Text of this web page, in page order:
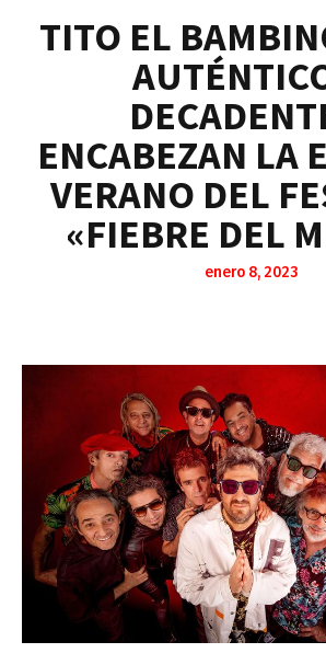
TITO EL
ENCABEZAN LA
VERANO DEL
«FIEBRE DEL
enero 8, 2023